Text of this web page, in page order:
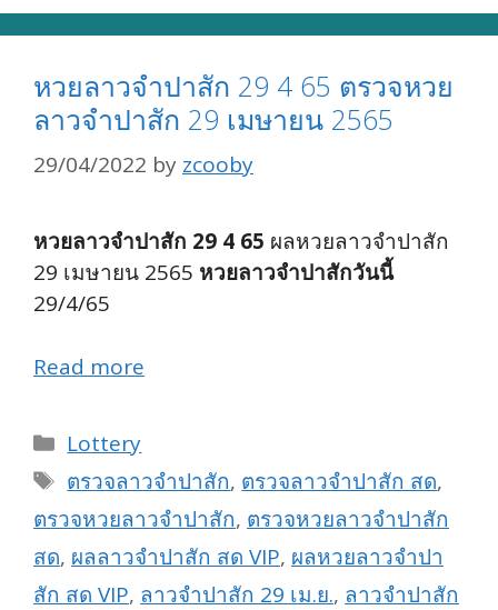
หวยลาวจำปาสัก 29 4 65 ตรวจหวย
ลาวจำปาสัก 29 เมษายน 2565
29/04/2022 by zcooby
หวยลาวจำปาสัก 29 4 65 ผลหวยลาวจำปาสัก
29 เมษายน 2565 หวยลาวจำปาสักวันนี้
29/4/65
Read more
Categories
Lottery
Tags
ตรวจลาวจำปาสัก, ตรวจลาวจำปาสัก สด,
ตรวจหวยลาวจำปาสัก, ตรวจหวยลาวจำปาสัก
สด, ผลลาวจำปาสัก สด VIP, ผลหวยลาวจำปา
สัก สด VIP, ลาวจำปาสัก 29 เม.ย., ลาวจำปาสัก